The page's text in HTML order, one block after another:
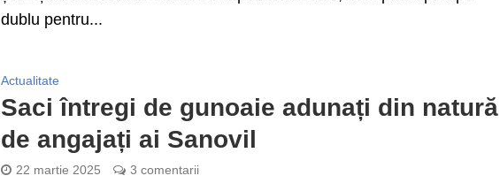
dublu pentru...
Actualitate
Saci întregi de gunoaie adunați din natură
de angajați ai Sanovil
22 martie 2025 3 comentarii